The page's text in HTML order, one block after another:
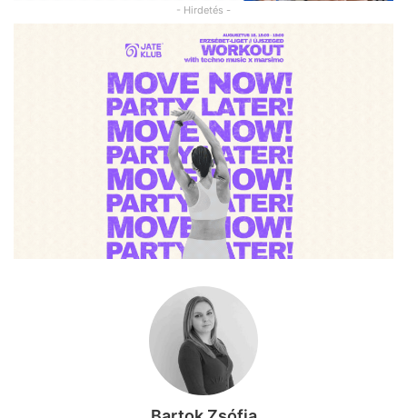
- Hirdetés -